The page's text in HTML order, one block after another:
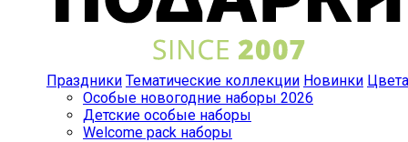
Праздники Тематические коллекции Новинки Цвета
Особые новогодние наборы 2026
Детские особые наборы
Welcome pack наборы